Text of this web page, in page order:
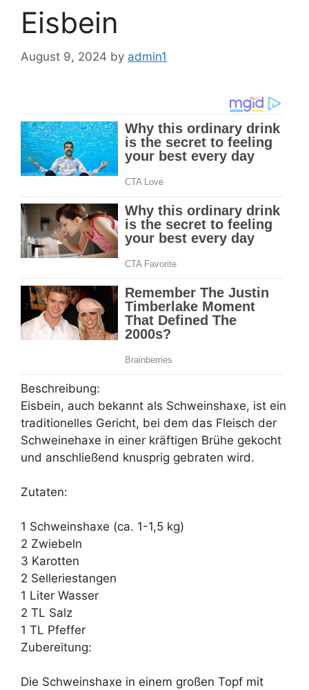
Eisbein
August 9, 2024 by admin1
Beschreibung:
Eisbein, auch bekannt als Schweinshaxe, ist ein
traditionelles Gericht, bei dem das Fleisch der
Schweinehaxe in einer kräftigen Brühe gekocht
und anschließend knusprig gebraten wird.
Zutaten:
1 Schweinshaxe (ca. 1-1,5 kg)
2 Zwiebeln
3 Karotten
2 Selleriestangen
1 Liter Wasser
2 TL Salz
1 TL Pfeffer
Zubereitung:
Die Schweinshaxe in einem großen Topf mit